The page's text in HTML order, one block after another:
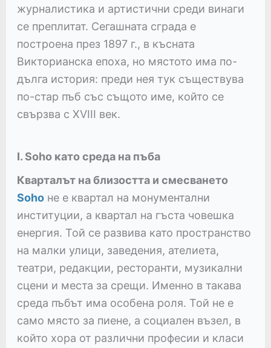
журналистика и артистични среди винаги
се преплитат. Сегашната сграда е
построена през 1897 г., в късната
Викторианска епоха, но мястото има по-
дълга история: преди нея тук съществува
по-стар пъб със същото име, който се
свързва с XVIII век.
I. Soho като среда на пъба
Кварталът на близостта и смесването
Sohoне е квартал на монументални
институции, а квартал на гъста човешка
енергия. Той се развива като пространство
на малки улици, заведения, ателиета,
театри, редакции, ресторанти, музикални
сцени и места за срещи. Именно в такава
среда пъбът има особена роля. Той не е
само място за пиене, а социален възел, в
който хора от различни професии и класи